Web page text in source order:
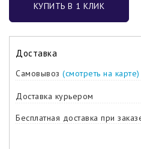
КУПИТЬ В 1 КЛИК
Доставка
Самовывоз (смотреть на карте)
Доставка курьером
Бесплатная доставка при